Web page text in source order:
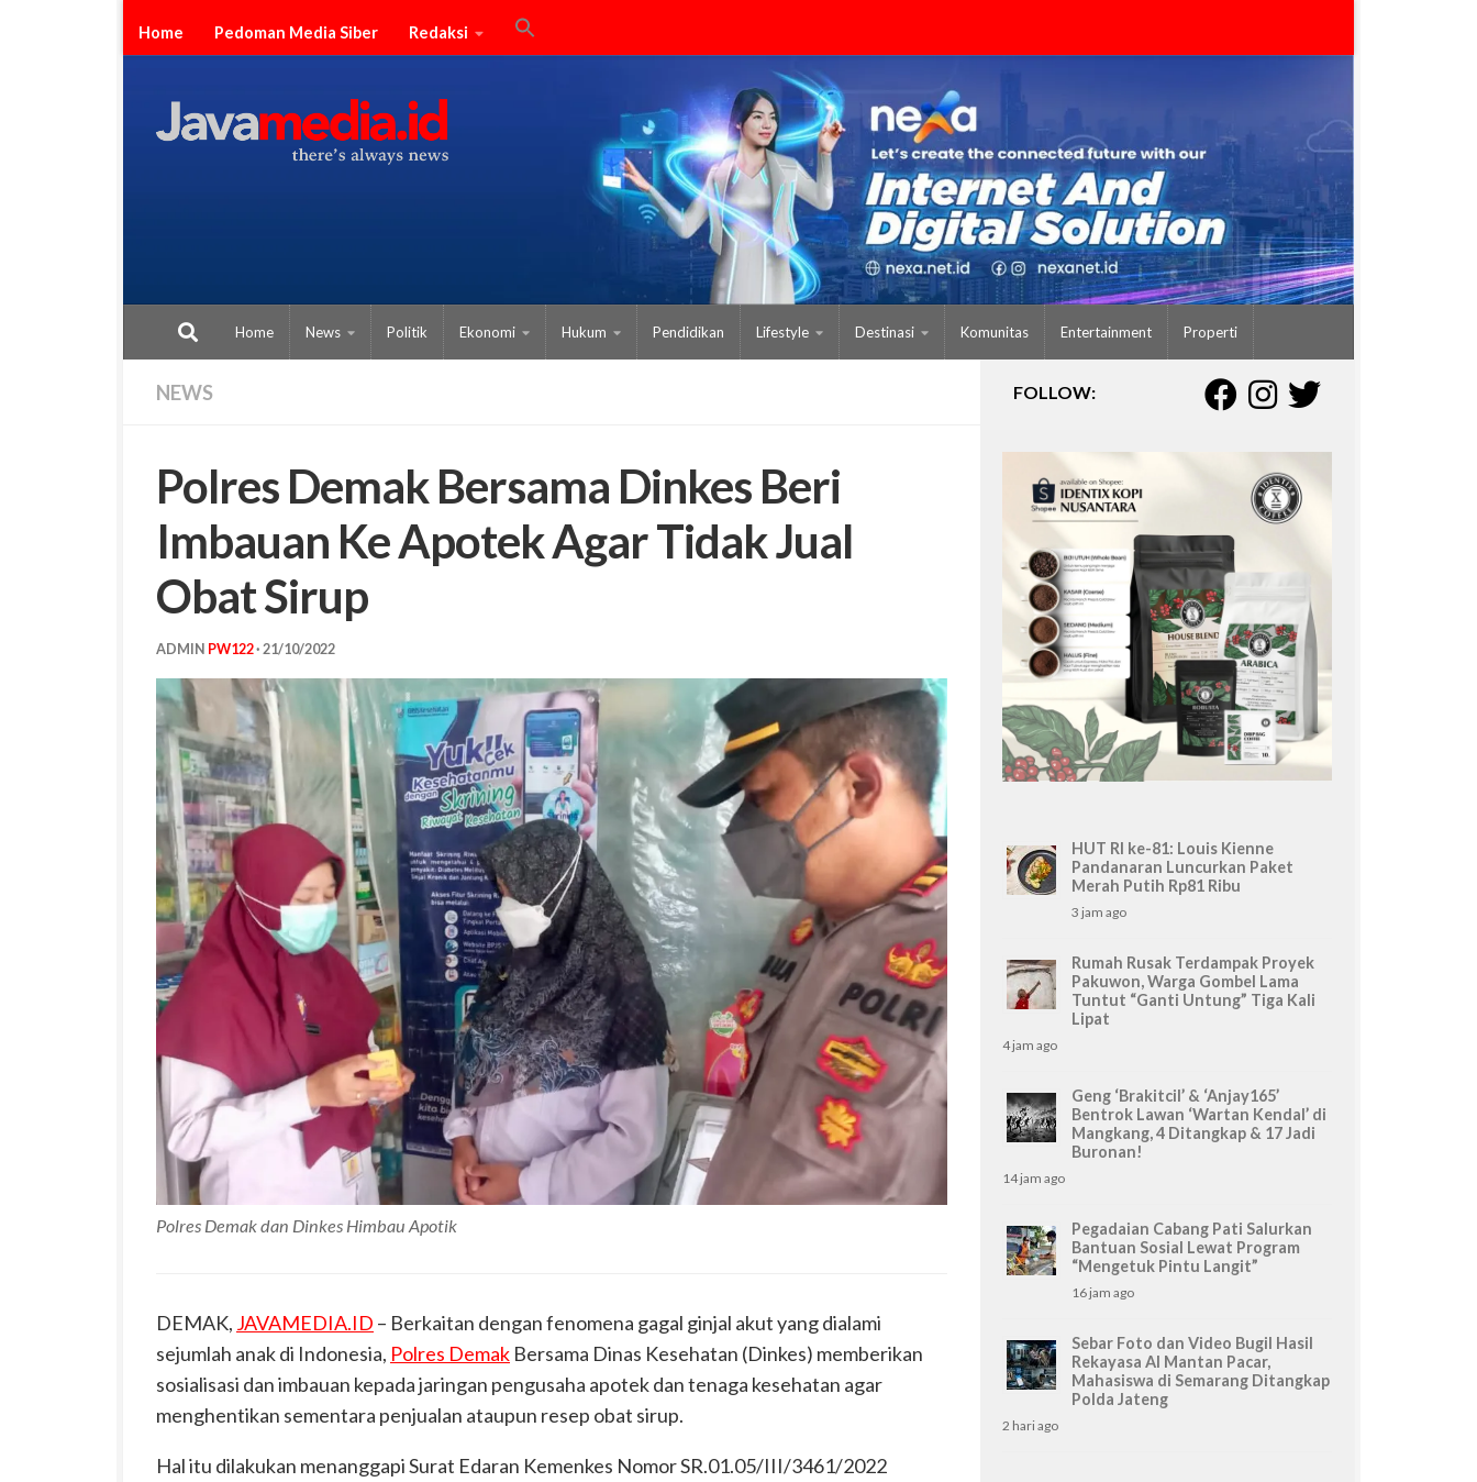
Skip to content
Home Pedoman Media Siber Redaksi
Home News Politik Ekonomi Hukum Pendidikan Lifestyle Destinasi Komunitas Entertainment Properti
NEWS
Polres Demak Bersama Dinkes Beri
Imbauan Ke Apotek Agar Tidak Jual
Obat Sirup
ADMIN PW122· 21/10/2022
Polres Demak dan Dinkes Himbau Apotik
DEMAK, JAVAMEDIA.ID – Berkaitan dengan fenomena gagal ginjal akut yang dialami
sejumlah anak di Indonesia, Polres Demak Bersama Dinas Kesehatan (Dinkes) memberikan
sosialisasi dan imbauan kepada jaringan pengusaha apotek dan tenaga kesehatan agar
menghentikan sementara penjualan ataupun resep obat sirup.
Hal itu dilakukan menanggapi Surat Edaran Kemenkes Nomor SR.01.05/III/3461/2022
FOLLOW:
HUT RI ke-81: Louis Kienne
Pandanaran Luncurkan Paket
Merah Putih Rp81 Ribu
3 jam ago
Rumah Rusak Terdampak Proyek
Pakuwon, Warga Gombel Lama
Tuntut “Ganti Untung” Tiga Kali
Lipat
4 jam ago
Geng ‘Brakitcil’ & ‘Anjay165’
Bentrok Lawan ‘Wartan Kendal’ di
Mangkang, 4 Ditangkap & 17 Jadi
Buronan!
14 jam ago
Pegadaian Cabang Pati Salurkan
Bantuan Sosial Lewat Program
“Mengetuk Pintu Langit”
16 jam ago
Sebar Foto dan Video Bugil Hasil
Rekayasa AI Mantan Pacar,
Mahasiswa di Semarang Ditangkap
Polda Jateng
2 hari ago